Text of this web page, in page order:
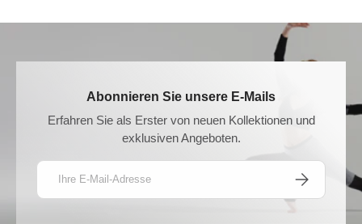
Abonnieren Sie unsere E-Mails
Erfahren Sie als Erster von neuen Kollektionen und
exklusiven Angeboten.
E-Mail
ABONNIEREN